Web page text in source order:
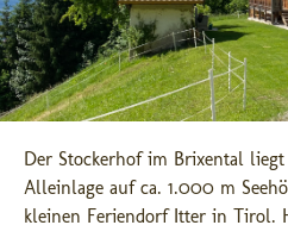
Der Stockerhof im Brixental
Alleinlage auf ca. 1.000 m
kleinen Feriendorf Itter in Tirol.